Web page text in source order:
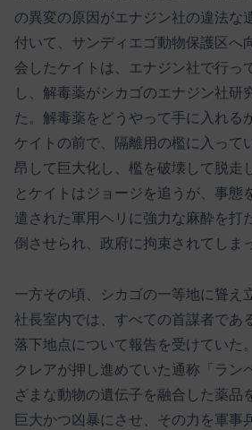
の異変の原因がエナジン社の違法な
付いて、サンディエゴ動物保護区へ
会したケイトは、エナジン社で行っ
し、解毒薬がシカゴのエナジン社研
た。解毒薬をどうやって手に入れる
ケイトの前で、隔離用の檻に入って
昂して巨大化し、檻を破壊して脱走
とケイトはジョージを追うが、事態
遣された軍用ヘリに強力な麻酔を打
倒させられ、政府に拘束されてしま
一方その頃、シカゴの一等地に聳え
社長室内では、すべての首謀者であ
落下地点について報告を受けていた
クレアが押し進めていた通称「ラン
ざまな動物の遺伝子を融合した薬品
巨大かつ凶暴にさせ、その力を軍事